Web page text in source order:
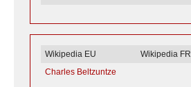
Wikipedia EU Wikipedia FR
Charles Beltzuntze